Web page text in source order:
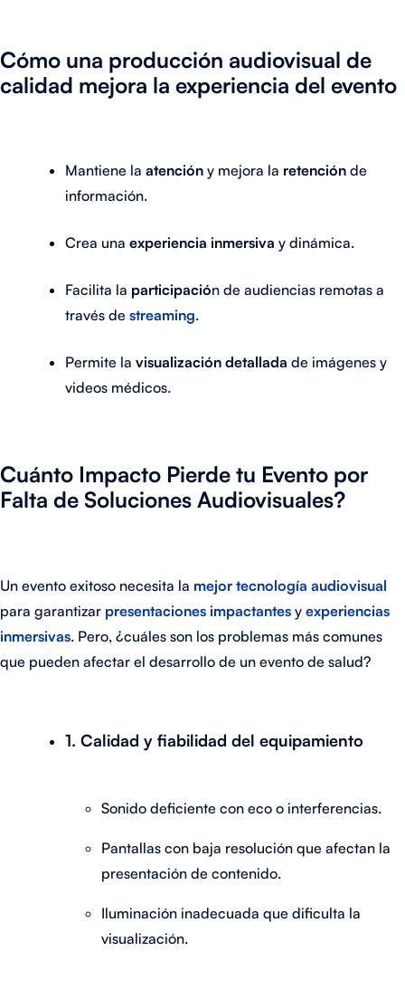
Cómo una producción audiovisual de
calidad mejora la experiencia del evento
Mantiene la atención y mejora la retención de
información.
Crea una experiencia inmersiva y dinámica.
Facilita la participación de audiencias remotas a
través de streaming.
Permite la visualización detallada de imágenes y
videos médicos.
Cuánto Impacto Pierde tu Evento por
Falta de Soluciones Audiovisuales?
Un evento exitoso necesita la mejor tecnología audiovisual
para garantizar presentaciones impactantes y experiencias
inmersivas. Pero, ¿cuáles son los problemas más comunes
que pueden afectar el desarrollo de un evento de salud?
1. Calidad y fiabilidad del equipamiento
Sonido deficiente con eco o interferencias.
Pantallas con baja resolución que afectan la
presentación de contenido.
Iluminación inadecuada que dificulta la
visualización.